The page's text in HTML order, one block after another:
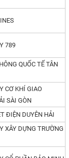
789
QUỐC TẾ TÂN
CƠ KHÍ GIAO
SÀI GÒN
ĐIỆN DUYÊN HẢI
XÂY DỰNG TRƯỜNG